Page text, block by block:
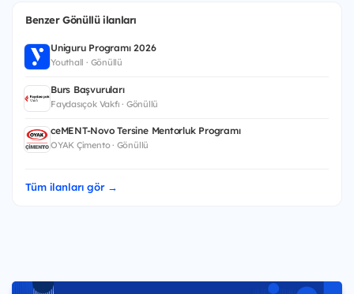
Benzer Gönüllü ilanları
Uniguru Programı 2026
Youthall · Gönüllü
Burs Başvuruları
Faydasıçok Vakfı · Gönüllü
ceMENT-Novo Tersine Mentorluk Programı
OYAK Çimento · Gönüllü
Tüm ilanları gör →